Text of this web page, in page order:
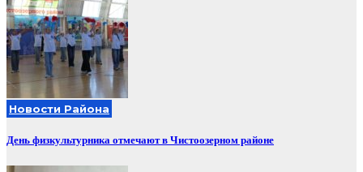
Новости Района
День физкультурника отмечают в Чистоозерном районе